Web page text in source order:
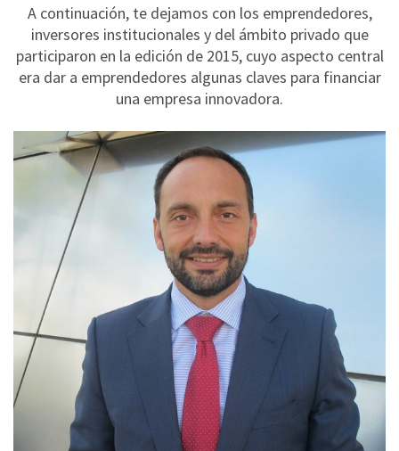
A continuación, te dejamos con los emprendedores,
inversores institucionales y del ámbito privado que
participaron en la edición de 2015, cuyo aspecto central
era dar a emprendedores algunas claves para financiar
una empresa innovadora.